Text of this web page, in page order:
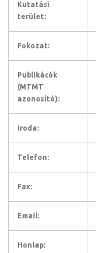
Kutatási
terület:
Fokozat:
Publikácók
(MTMT
azonosító):
Iroda:
Telefon:
Fax:
Email:
Honlap: